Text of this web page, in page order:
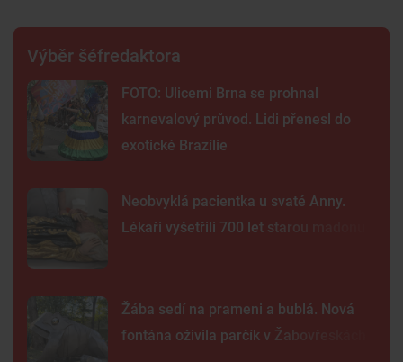
Výběr šéfredaktora
FOTO: Ulicemi Brna se prohnal
karnevalový průvod. Lidi přenesl do
exotické Brazílie
Neobvyklá pacientka u svaté Anny.
Lékaři vyšetřili 700 let starou madonu
Žába sedí na prameni a bublá. Nová
fontána oživila parčík v Žabovřeskách